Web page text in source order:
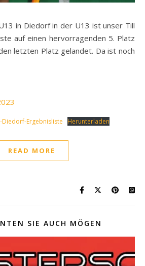
in Diedorf in der U13 ist unser Till
auf einen hervorragenden 5. Platz
letzten Platz gelandet. Da ist noch
Diedorf-Ergebnisliste Herunterladen
READ MORE
SIE AUCH MÖGEN